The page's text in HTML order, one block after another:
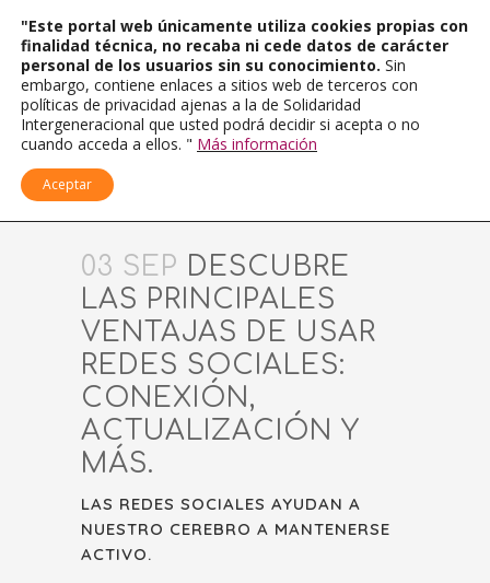
03 SEP DESCUBRE
LAS PRINCIPALES
VENTAJAS DE USAR
REDES SOCIALES:
CONEXIÓN,
ACTUALIZACIÓN Y
MÁS.
LAS REDES SOCIALES AYUDAN A
NUESTRO CEREBRO A MANTENERSE
ACTIVO.
"Este portal web únicamente utiliza cookies propias con
finalidad técnica, no recaba ni cede datos de carácter
personal de los usuarios sin su conocimiento. Sin
embargo, contiene enlaces a sitios web de terceros con
políticas de privacidad ajenas a la de Solidaridad
Intergeneracional que usted podrá decidir si acepta o no
cuando acceda a ellos. " Más información
Aceptar